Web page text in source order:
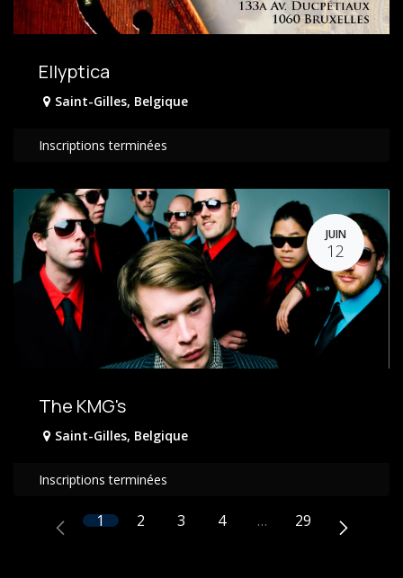
Ellyptica
Saint-Gilles, Belgique
Inscriptions terminées
JUIN
12
The KMG's
Saint-Gilles, Belgique
Inscriptions terminées
1 2 3 4 … 29